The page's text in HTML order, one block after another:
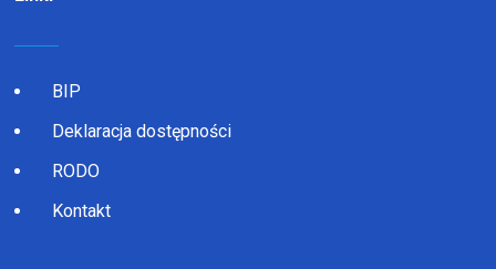
BIP
Deklaracja dostępności
RODO
Kontakt